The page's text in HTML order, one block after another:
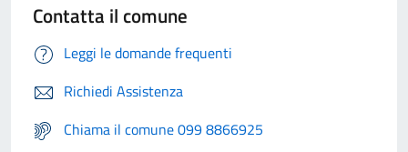
Contatta il comune
Leggi le domande frequenti
Richiedi Assistenza
Chiama il comune 099 8866925